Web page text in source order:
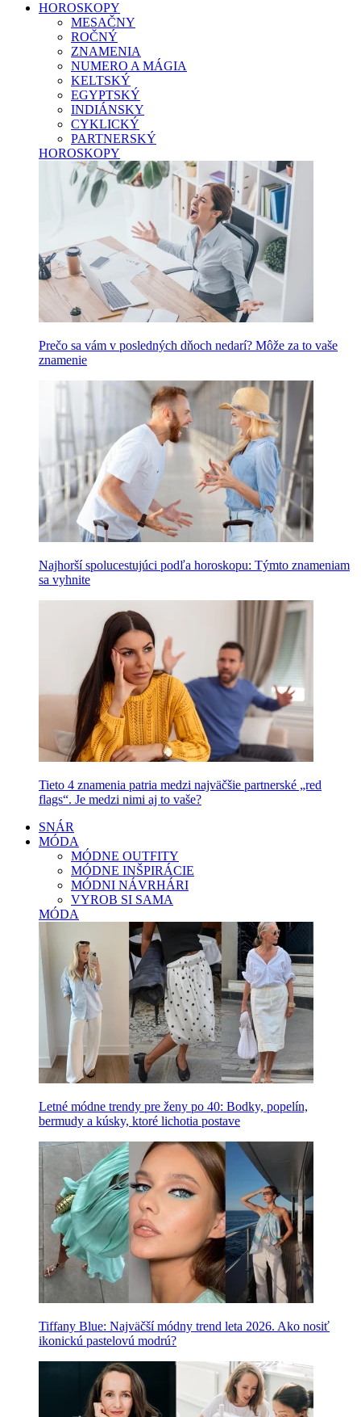
HOROSKOPY
MESAČNY
ROČNÝ
ZNAMENIA
NUMERO A MÁGIA
KELTSKÝ
EGYPTSKÝ
INDIÁNSKY
CYKLICKÝ
PARTNERSKÝ
HOROSKOPY
Prečo sa vám v posledných dňoch nedarí? Môže za to vaše
znamenie
Najhorší spolucestujúci podľa horoskopu: Týmto znameniam
sa vyhnite
Tieto 4 znamenia patria medzi najväčšie partnerské „red
flags“. Je medzi nimi aj to vaše?
SNÁR
MÓDA
MÓDNE OUTFITY
MÓDNE INŠPIRÁCIE
MÓDNI NÁVRHÁRI
VYROB SI SAMA
MÓDA
Letné módne trendy pre ženy po 40: Bodky, popelín,
bermudy a kúsky, ktoré lichotia postave
Tiffany Blue: Najväčší módny trend leta 2026. Ako nosiť
ikonickú pastelovú modrú?